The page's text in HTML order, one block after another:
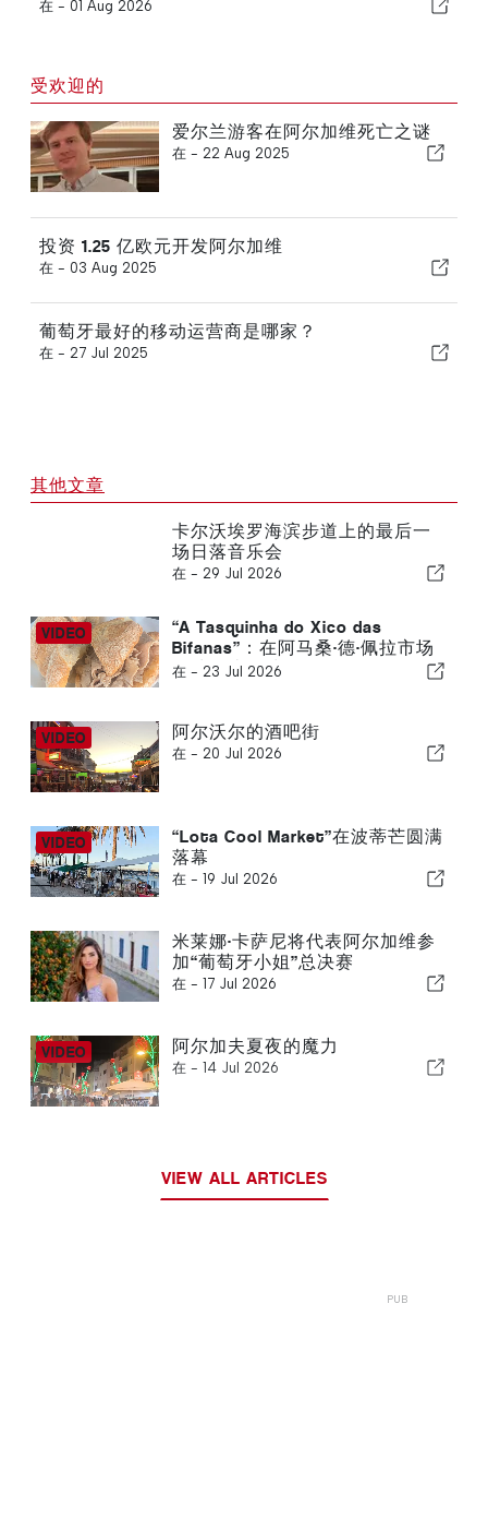
在 - 01 Aug 2026
受欢迎的
爱尔兰游客在阿尔加维死亡之谜
在 - 22 Aug 2025
投资 1.25 亿欧元开发阿尔加维
在 - 03 Aug 2025
葡萄牙最好的移动运营商是哪家？
在 - 27 Jul 2025
其他文章
卡尔沃埃罗海滨步道上的最后一
场日落音乐会
在 - 29 Jul 2026
“A Tasquinha do Xico das
Bifanas”：在阿马桑·德·佩拉市场
品味传统风味
在 - 23 Jul 2026
阿尔沃尔的酒吧街
在 - 20 Jul 2026
“Lota Cool Market”在波蒂芒圆满
落幕
在 - 19 Jul 2026
米莱娜·卡萨尼将代表阿尔加维参
加“葡萄牙小姐”总决赛
在 - 17 Jul 2026
阿尔加夫夏夜的魔力
在 - 14 Jul 2026
VIEW ALL ARTICLES